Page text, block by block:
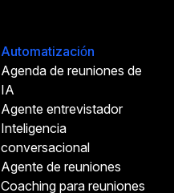
Automatización
Agenda de reuniones de
IA
Agente entrevistador
Inteligencia
conversacional
Agente de reuniones
Coaching para reuniones